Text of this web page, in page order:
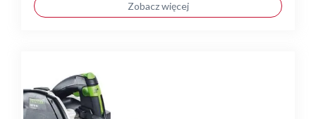
Zobacz więcej